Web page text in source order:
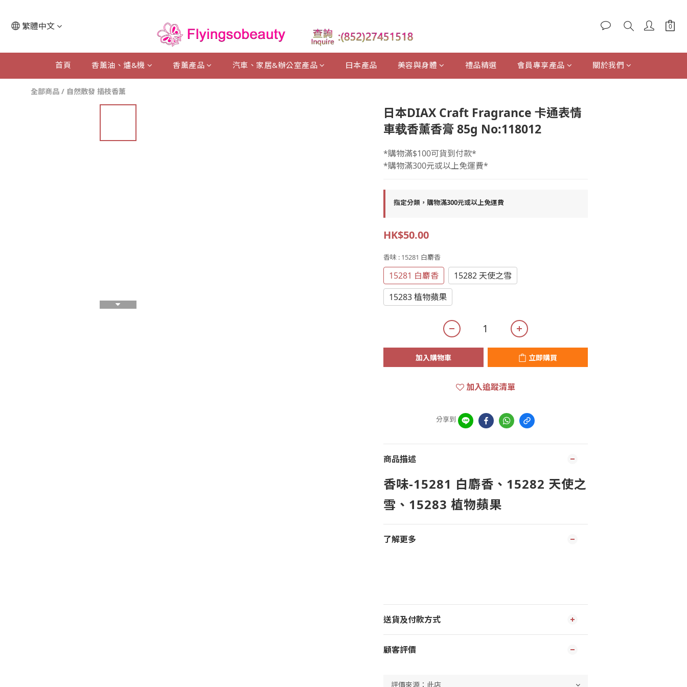
繁體中文
首頁 香薰油、爐&機 香薰產品 汽車、家居&辦公室產品 曰本產品 美容與身體 禮品精選 會員專享產品 關於我們
全部商品 / 自然散發 插枝香薰
日本DIAX Craft Fragrance 卡通表情
車载香薰香膏 85g No:118012
*購物滿$100可貨到付款*
*購物滿300元或以上免運費*
指定分類，購物滿300元或以上免運費
HK$50.00
香味 : 15281 白麝香
15281 白麝香
15282 天使之雪
15283 植物蘋果
加入購物車 立即購買
加入追蹤清單
分享到
商品描述
香味-15281 白麝香、15282 天使之
雪、15283 植物蘋果
了解更多
送貨及付款方式
顧客評價